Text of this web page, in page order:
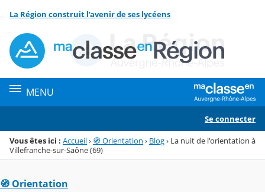
Menu de la rubrique
Contenu
La Région construit l’avenir de ses lycéens
MENU
Se connecter
Vous êtes ici : Accueil› 🧭 Orientation › Blog› La nuit de l'orientation à
Villefranche-sur-Saône (69)
🧭 Orientation